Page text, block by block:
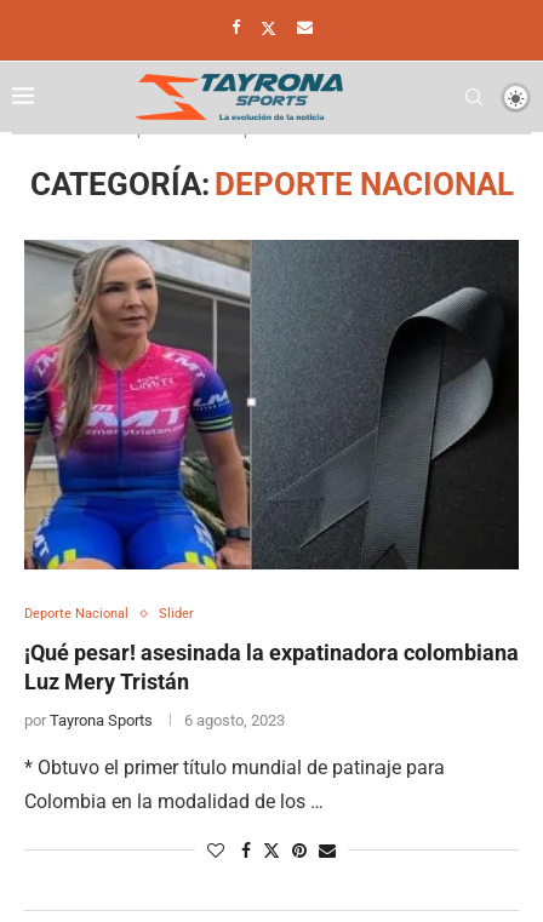
CATEGORÍA: DEPORTE NACIONAL
Deporte Nacional Slider
¡Qué pesar! asesinada la expatinadora colombiana
Luz Mery Tristán
por Tayrona Sports 6 agosto, 2023
* Obtuvo el primer título mundial de patinaje para
Colombia en la modalidad de los …